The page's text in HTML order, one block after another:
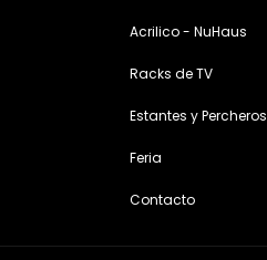
Acrilico - NuHaus
Racks de TV
Estantes y Percheros
Feria
Contacto